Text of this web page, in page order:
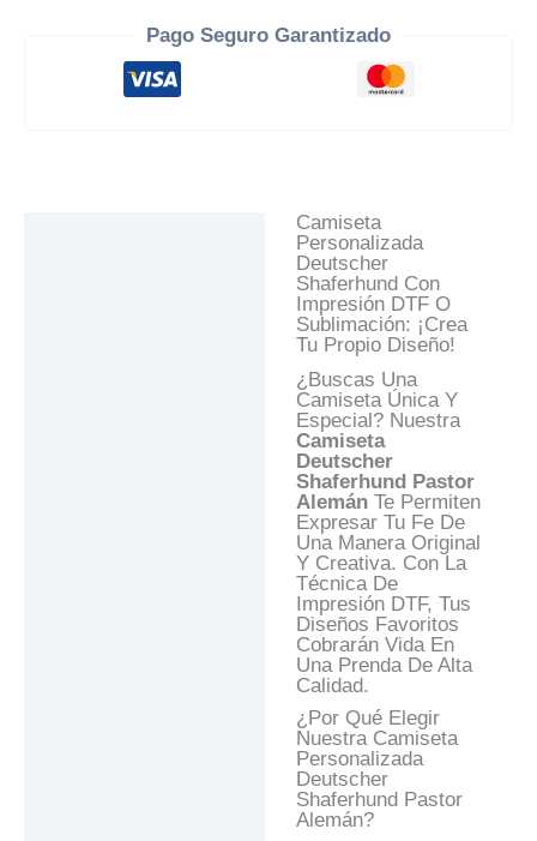
Pago Seguro Garantizado
Camiseta
Personalizada
Deutscher
Shaferhund Con
Impresión DTF O
Sublimación: ¡Crea
Tu Propio Diseño!
¿Buscas Una
Camiseta Única Y
Especial? Nuestra
Camiseta
Deutscher
Shaferhund Pastor
AlemánTe Permiten
Expresar Tu Fe De
Una Manera Original
Y Creativa. Con La
Técnica De
Impresión DTF, Tus
Diseños Favoritos
Cobrarán Vida En
Una Prenda De Alta
Calidad.
¿Por Qué Elegir
Nuestra Camiseta
Personalizada
Deutscher
Shaferhund Pastor
Alemán?